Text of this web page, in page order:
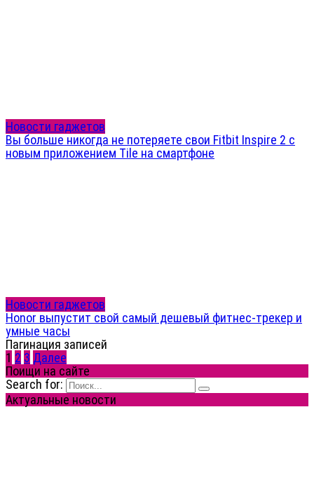
Новости гаджетов
Вы больше никогда не потеряете свои Fitbit Inspire 2 с
новым приложением Tile на смартфоне
Новости гаджетов
Honor выпустит свой самый дешевый фитнес-трекер и
умные часы
Пагинация записей
1 2 3 Далее
Поищи на сайте
Search for:
Актуальные новости